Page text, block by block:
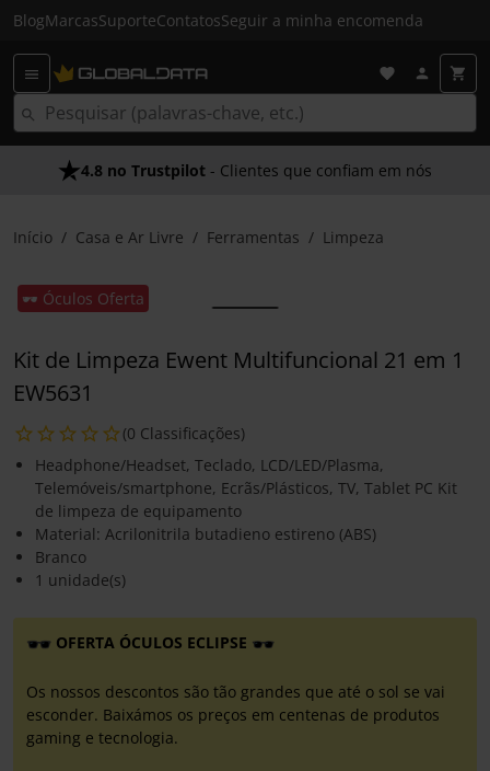
BlogMarcasSuporteContatosSeguir a minha encomenda
4.8 no Trustpilot - Clientes que confiam em nós
Início Casa e Ar Livre Ferramentas Limpeza
🕶️ Óculos Oferta
Kit de Limpeza Ewent Multifuncional 21 em 1
EW5631
(0 Classificações)
Headphone/Headset, Teclado, LCD/LED/Plasma,
Telemóveis/smartphone, Ecrãs/Plásticos, TV, Tablet PC Kit
de limpeza de equipamento
Material: Acrilonitrila butadieno estireno (ABS)
Branco
1 unidade(s)
OFERTA ÓCULOS ECLIPSE
Os nossos descontos são tão grandes que até o sol se vai
esconder. Baixámos os preços em centenas de produtos
gaming e tecnologia.